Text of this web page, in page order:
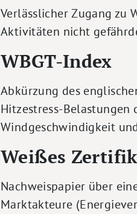
Verlässlicher Zugang zu
Aktivitäten nicht
WBGT-Index
Abkürzung des
Hitzestress-Belastungen
Windgeschwindigkeit
Weißes
Nachweispapier über
Marktakteure